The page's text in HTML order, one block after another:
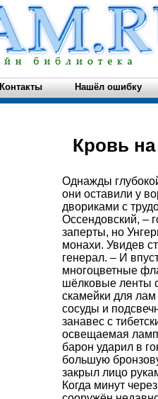
Контакты Нашёл ошибку
Кровь
Однажды
они оставили у
двориками с
Оссендовский, –
заперты, но
монахи. Увидев
генерал. – И
многоцветные
шёлковые ленты
скамейки для
сосуды и
занавес с
освещаемая
барон ударил в
большую
закрыл лицо
Когда минут